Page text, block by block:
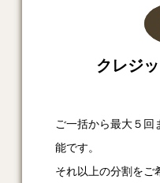
クレジ
ご一括から最大５回
能です。
それ以上の分割をご